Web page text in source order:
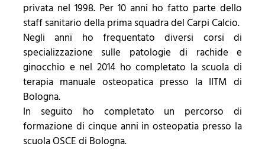
privata nel 1998. Per 10 anni ho fatto parte dello
staff sanitario della prima squadra del Carpi Calcio.
Negli anni ho frequentato diversi corsi di
specializzazione sulle patologie di rachide e
ginocchio e nel 2014 ho completato la scuola di
terapia manuale osteopatica presso la IITM di
Bologna.
In seguito ho completato un percorso di
formazione di cinque anni in osteopatia presso la
scuola OSCE di Bologna.